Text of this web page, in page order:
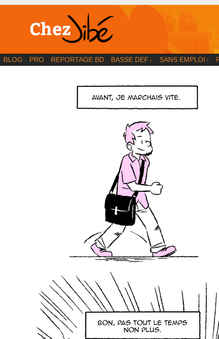
BD | Illustration | Blog
BLOG PRO REPORTAGE BD BASSE DEF ↓ SANS EMPLOI ↓